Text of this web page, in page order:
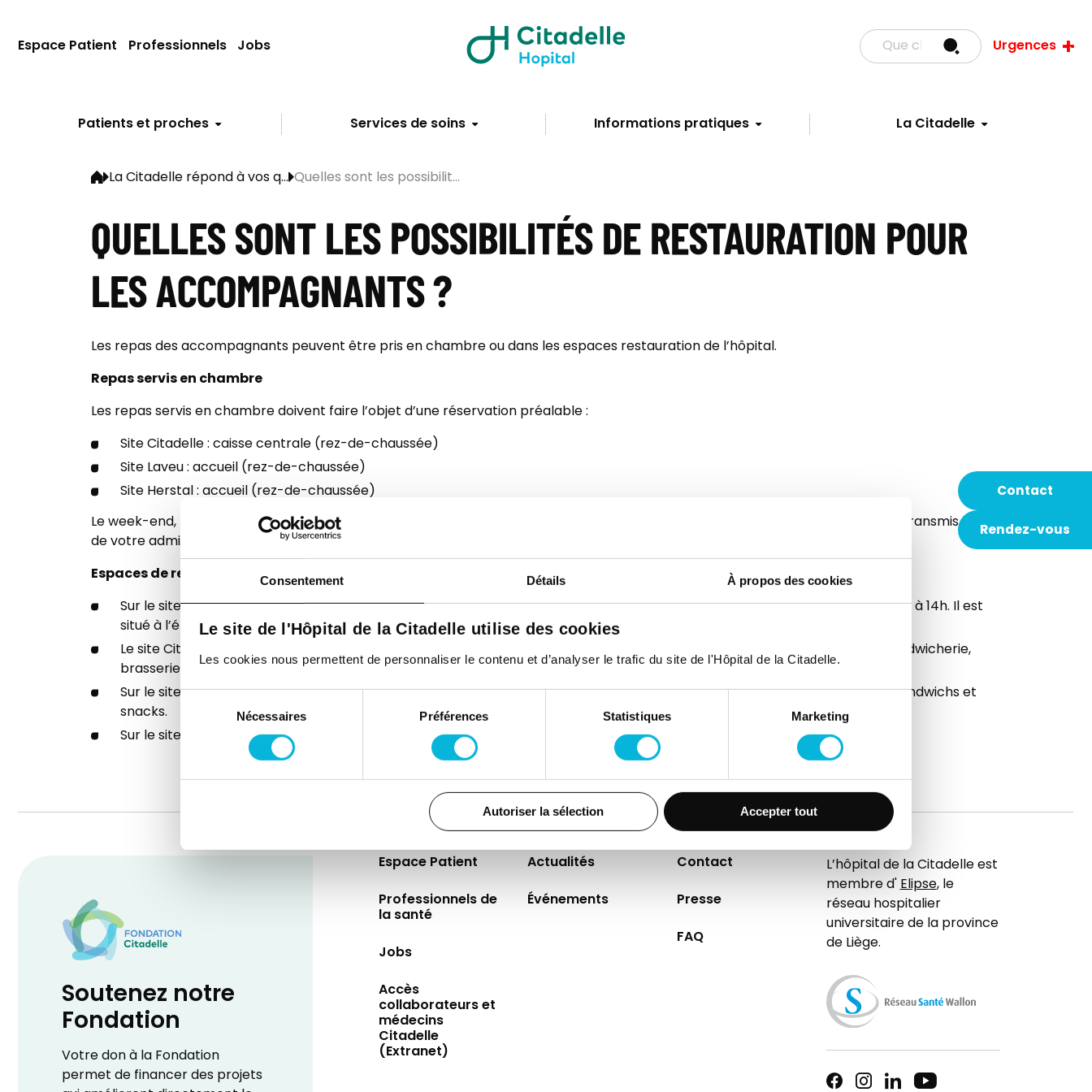
Consentement Détails À propos des cookies
Le site de l'Hôpital de la Citadelle utilise des cookies
Les cookies nous permettent de personnaliser le contenu et d’analyser le trafic du site de l'Hôpital de la Citadelle.
Sélection
consentement
Nécessaires Préférences Statistiques Marketing
Autoriser la sélection Accepter tout
Patients et proches Services de soins Informations pratiques La Citadelle
Espace Patient Professionnels Jobs Urgences
Contact
Rendez-vous
La Citadelle répond à vos q... Quelles sont les possibilit...
QUELLES SONT LES POSSIBILITÉS DE RESTAURATION POUR
LES ACCOMPAGNANTS ?
Les repas des accompagnants peuvent être pris en chambre ou dans les espaces restauration de l’hôpital.
Repas servis en chambre
Les repas servis en chambre doivent faire l’objet d’une réservation préalable :
Site Citadelle : caisse centrale (rez-de-chaussée)
Site Laveu : accueil (rez-de-chaussée)
Site Herstal : accueil (rez-de-chaussée)
Le week-end, les repas doivent être réservés auprès du personnel soignant. Les tarifs sont disponibles dans le feuillet des tarifs transmis lors
de votre admission ou sur demande.
Espaces de restauration à votre disposition
Sur le site Citadelle,le Coteau Fourchette, restaurant en libre-service de l’hôpital, est à votre disposition tous les jours de 11h à 14h. Il est
situé à l’étage -1, route B725.
Le site Citadelle dispose également d’une
galerie commerciale proposant une large offre de restauration: boulangerie, sandwicherie,
brasserie, ...
Sur le site Laveu, un espace de restauration est mis votre disposition, proposant une gamme de pâtisseries, viennoiseries, sandwichs et
snacks.
Sur le site Herstal, des distributeurs de boissons et de snacks sont disponibles.
Soutenez notre
Fondation
Votre don à la Fondation
permet de financer des projets
Espace Patient
Professionnels de
la santé
Jobs
Accès
collaborateurs et
médecins
Citadelle
(Extranet)
Actualités
Événements
Contact
Presse
FAQ
L’hôpital de la Citadelle est
membre d'Elipse, le
réseau hospitalier
universitaire de la province
de Liège.